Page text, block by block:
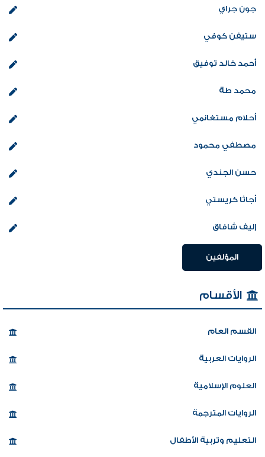
جون جراي
ستيفن كوفي
أحمد خالد توفيق
محمد طة
أحلام مستغانمي
مصطفي محمود
حسن الجندي
أجاثا كريستي
إليف شافاق
المؤلفين
الأقسام
القسم العام
الروايات العربية
العلوم الإسلامية
الروايات المترجمة
التعليم وتربية الأطفال